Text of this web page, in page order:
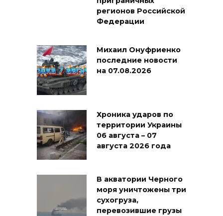
регионов Российской
Федерации
Михаил Онуфриенко
последние новости
на 07.08.2026
Хроника ударов по
территории Украины
06 августа – 07
августа 2026 года
В акватории Черного
моря уничтожены три
сухогруза,
перевозившие грузы